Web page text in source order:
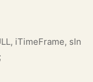
iTimeFrame, sIn